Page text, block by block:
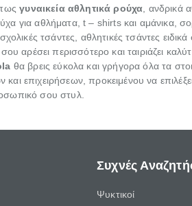
γυναικεία αθλητικά ρούχα , ανδρικά
για αθλήματα, t – shirts και αμάνικα,
, σχολικές τσάντες, αθλητικές τσάντες
αρέσει περισσότερο και ταιριάζει
θα βρεις εύκολα και γρήγορα όλα τα
και επιχειρήσεων, προκειμένου να
σου στυλ.
Συχνές
Ψυκτικοί